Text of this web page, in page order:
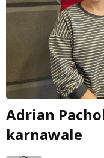
Adrian
karnawale